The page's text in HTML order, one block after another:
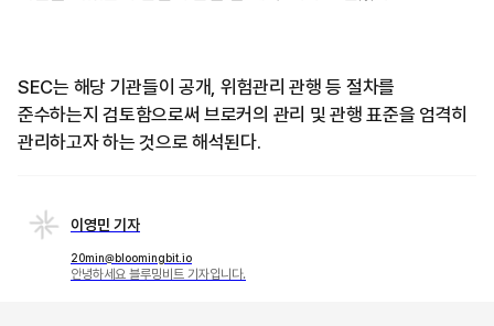
SEC는 해당 기관들이 공개, 위험관리 관행 등 절차를
준수하는지 검토함으로써 브로커의 관리 및 관행 표준을 엄격히
관리하고자 하는 것으로 해석된다.
이영민 기자
20min@bloomingbit.io
안녕하세요 블루밍비트 기자입니다.